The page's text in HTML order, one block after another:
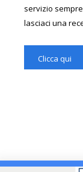
servizio
lasciaci una
Clicca qui